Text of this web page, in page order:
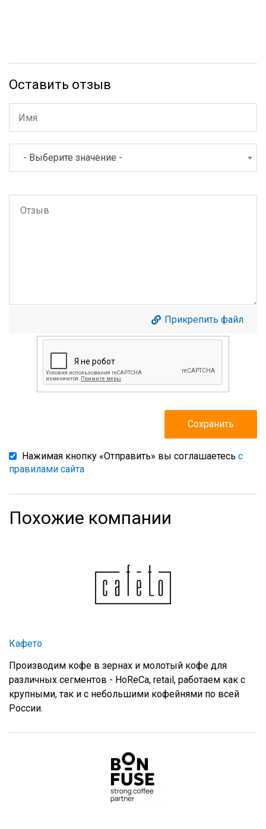
Оставить отзыв
- Выберите значение -
Прикрепить файл
Нажимая кнопку «Отправить» вы соглашаетесь с
правилами сайта
Похожие компании
Кафето
Производим кофе в зернах и молотый кофе для
различных сегментов - HoReCa, retail, работаем как с
крупными, так и с небольшими кофейнями по всей
России.